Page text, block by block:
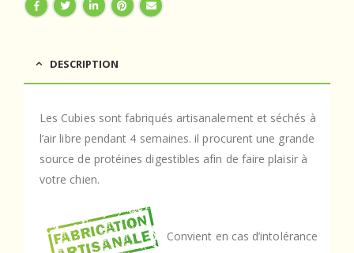
DESCRIPTION
Les Cubies sont fabriqués artisanalement et séchés à
l’air libre pendant 4 semaines. il procurent une grande
source de protéines digestibles afin de faire plaisir à
votre chien.
Convient en cas d’intolérance